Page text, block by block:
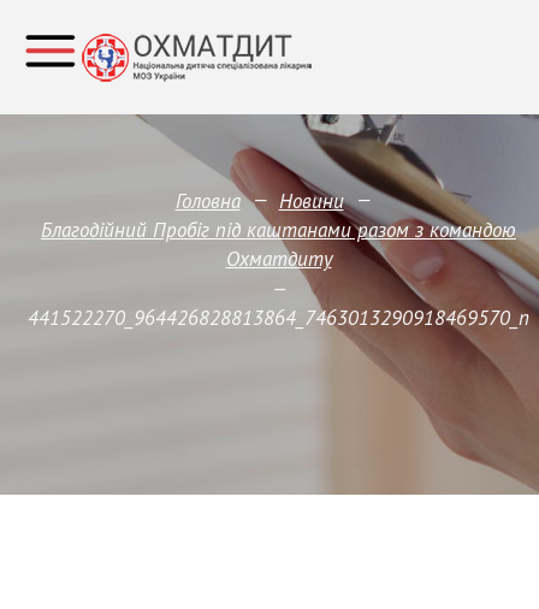
Головна — Новини —
Благодійний Пробіг під каштанами разом з командою
Охматдиту
—
441522270_964426828813864_7463013290918469570_n